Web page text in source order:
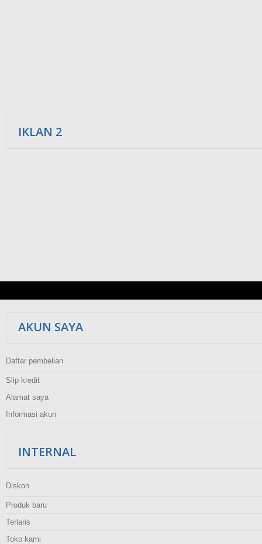
IKLAN 2
AKUN SAYA
Daftar pembelian
Slip kredit
Alamat saya
Informasi akun
INTERNAL
Diskon
Produk baru
Terlaris
Toko kami